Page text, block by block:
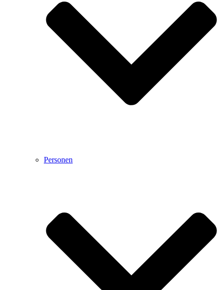
Personen